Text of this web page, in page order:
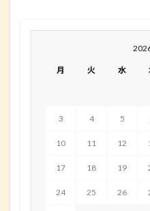
月 火 水
3 4 5
10 11 12
17 18 19
24 25 26